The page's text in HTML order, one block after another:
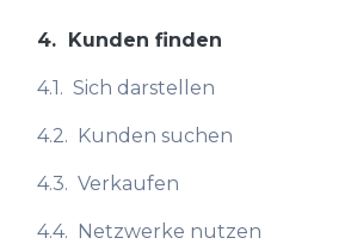
4. Kunden finden
4.1. Sich darstellen
4.2. Kunden suchen
4.3. Verkaufen
4.4. Netzwerke nutzen